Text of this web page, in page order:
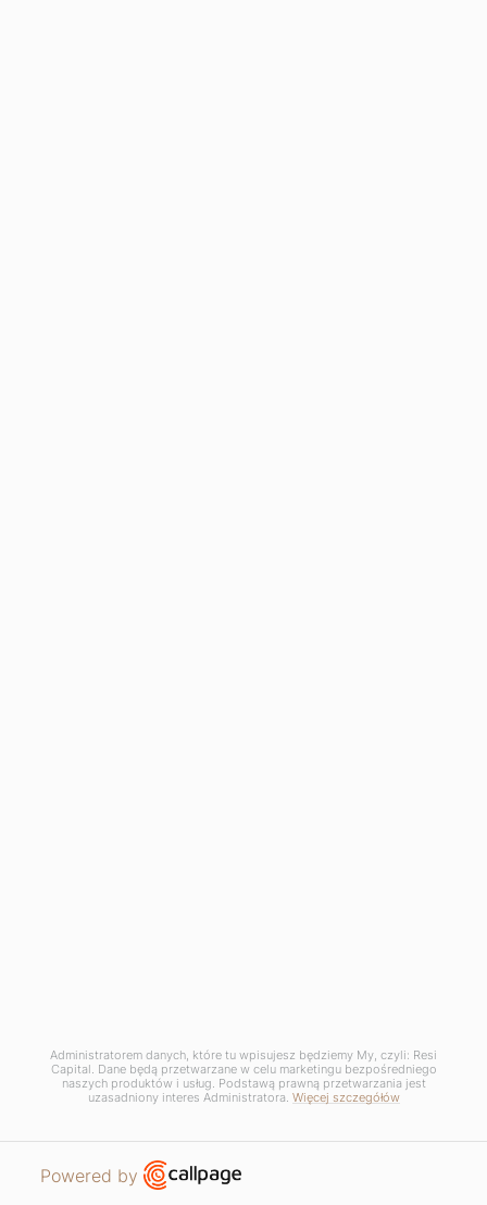
MIESZKANIA
Administratorem danych, które tu wpisujesz będziemy My, czyli: Resi
Capital. Dane będą przetwarzane w celu marketingu bezpośredniego
naszych produktów i usług. Podstawą prawną przetwarzania jest
uzasadniony interes Administratora. Więcej szczegółów
Powered by